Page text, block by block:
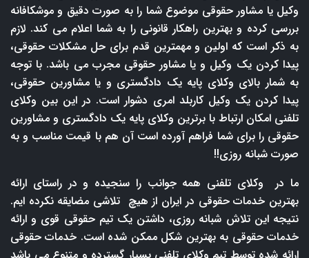
وکیل یا مشاور حقوقی موضوع شما را به صورت دقیق و موشکافانه
بررسی کرده و بهترین راهکار قانونی را به شما اعلام می کند. لازم
به ذکر است که اولین و مهمترین قدم برای حل مشکلات حقوقی،
پیدا کردن یک وکیل و یا مشاور حقوقی مجرب می باشد. با توجه
به شمار بالای وکلای پایه یک دادگستری و یا مشاورین حقوقی،
پیدا کردن یک وکیل کاربلد امری دشوار است. در این بین وکلای
تلفنی امکان ارتباط با برترین وکلای پایه یک دادگستری و مشاورین
حقوقی را برای شما فراهم آورده است آن هم با قیمت مناسب و به
صورت شبانه روزی!!
ما در وکلای تلفنی همه جوانب را سنجیده و در راستای ارائه
بهترین خدمات حقوقی در ایران از هیچ تلاشی مضایقه نکرده ایم.
نتیجه این تلاش شبانه روزی، داشتن یک تیم حقوقی قوی و ارائه
خدمات حقوقی به بهترین شکل ممکن شده است. خدمات حقوقی